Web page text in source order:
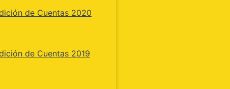
de Cuentas 2020
de Cuentas 2019